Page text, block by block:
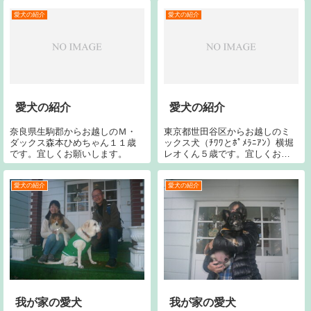
７歳（左）と同じく子供の中村
愛犬の紹介
愛犬の紹介
奈良県生駒郡からお越しのＭ・
ダックス森本ひめちゃん１１歳
です。宜しくお願いします。
愛犬の紹介
愛犬の紹介
東京都世田谷区からお越しのミ
ックス犬（ﾁﾜﾜとﾎﾟﾒﾗﾆｱﾝ）横堀
レオくん５歳です。宜しくお願
いします。
愛犬の紹介
我が家の愛犬
愛犬の紹介
我が家の愛犬